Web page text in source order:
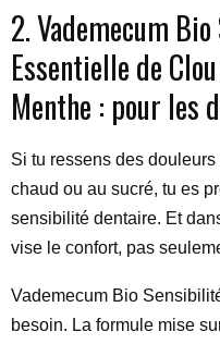
2. Vademecum
Essentielle de
Menthe : pour les
Si tu ressens des
chaud ou au sucré, tu es
sensibilité dentaire. Et
vise le confort, pas
Vademecum Bio
besoin. La formule mise